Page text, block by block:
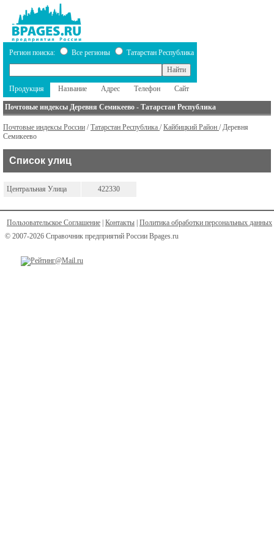
Регион поиска: Все регионы Татарстан Республика
Продукция Название Адрес Телефон Сайт
Почтовые индексы Деревня Семикеево - Татарстан Республика
Почтовые индексы России /Татарстан Республика /Кайбицкий Район / Деревня
Семикеево
Список улиц
Центральная Улица 422330
Пользовательское Соглашение | Контакты | Политика обработки персональных данных
© 2007-2026 Справочник предприятий России Bpages.ru